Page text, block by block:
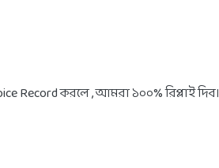
Record করলে , আমরা ১০০% রিপ্লাই দিব।